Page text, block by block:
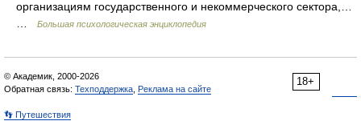
организациям государственного и некоммерческого сектора,…
Большая психологическая энциклопедия
18+
© Академик, 2000-2026
Обратная связь: Техподдержка Реклама на сайте
👣 Путешествия